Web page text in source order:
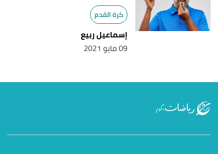
كرة القدم
إسماعيل ربيع
09 مايو 2021